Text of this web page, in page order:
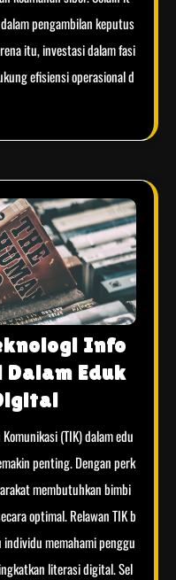
pengambilan keputus
itu, investasi dalam fasi
efisiensi operasional d
Info
Eduk
(TIK) dalam edu
penting. Dengan perk
membutuhkan bimbi
optimal. Relawan TIK b
memahami penggu
literasi digital. Sel